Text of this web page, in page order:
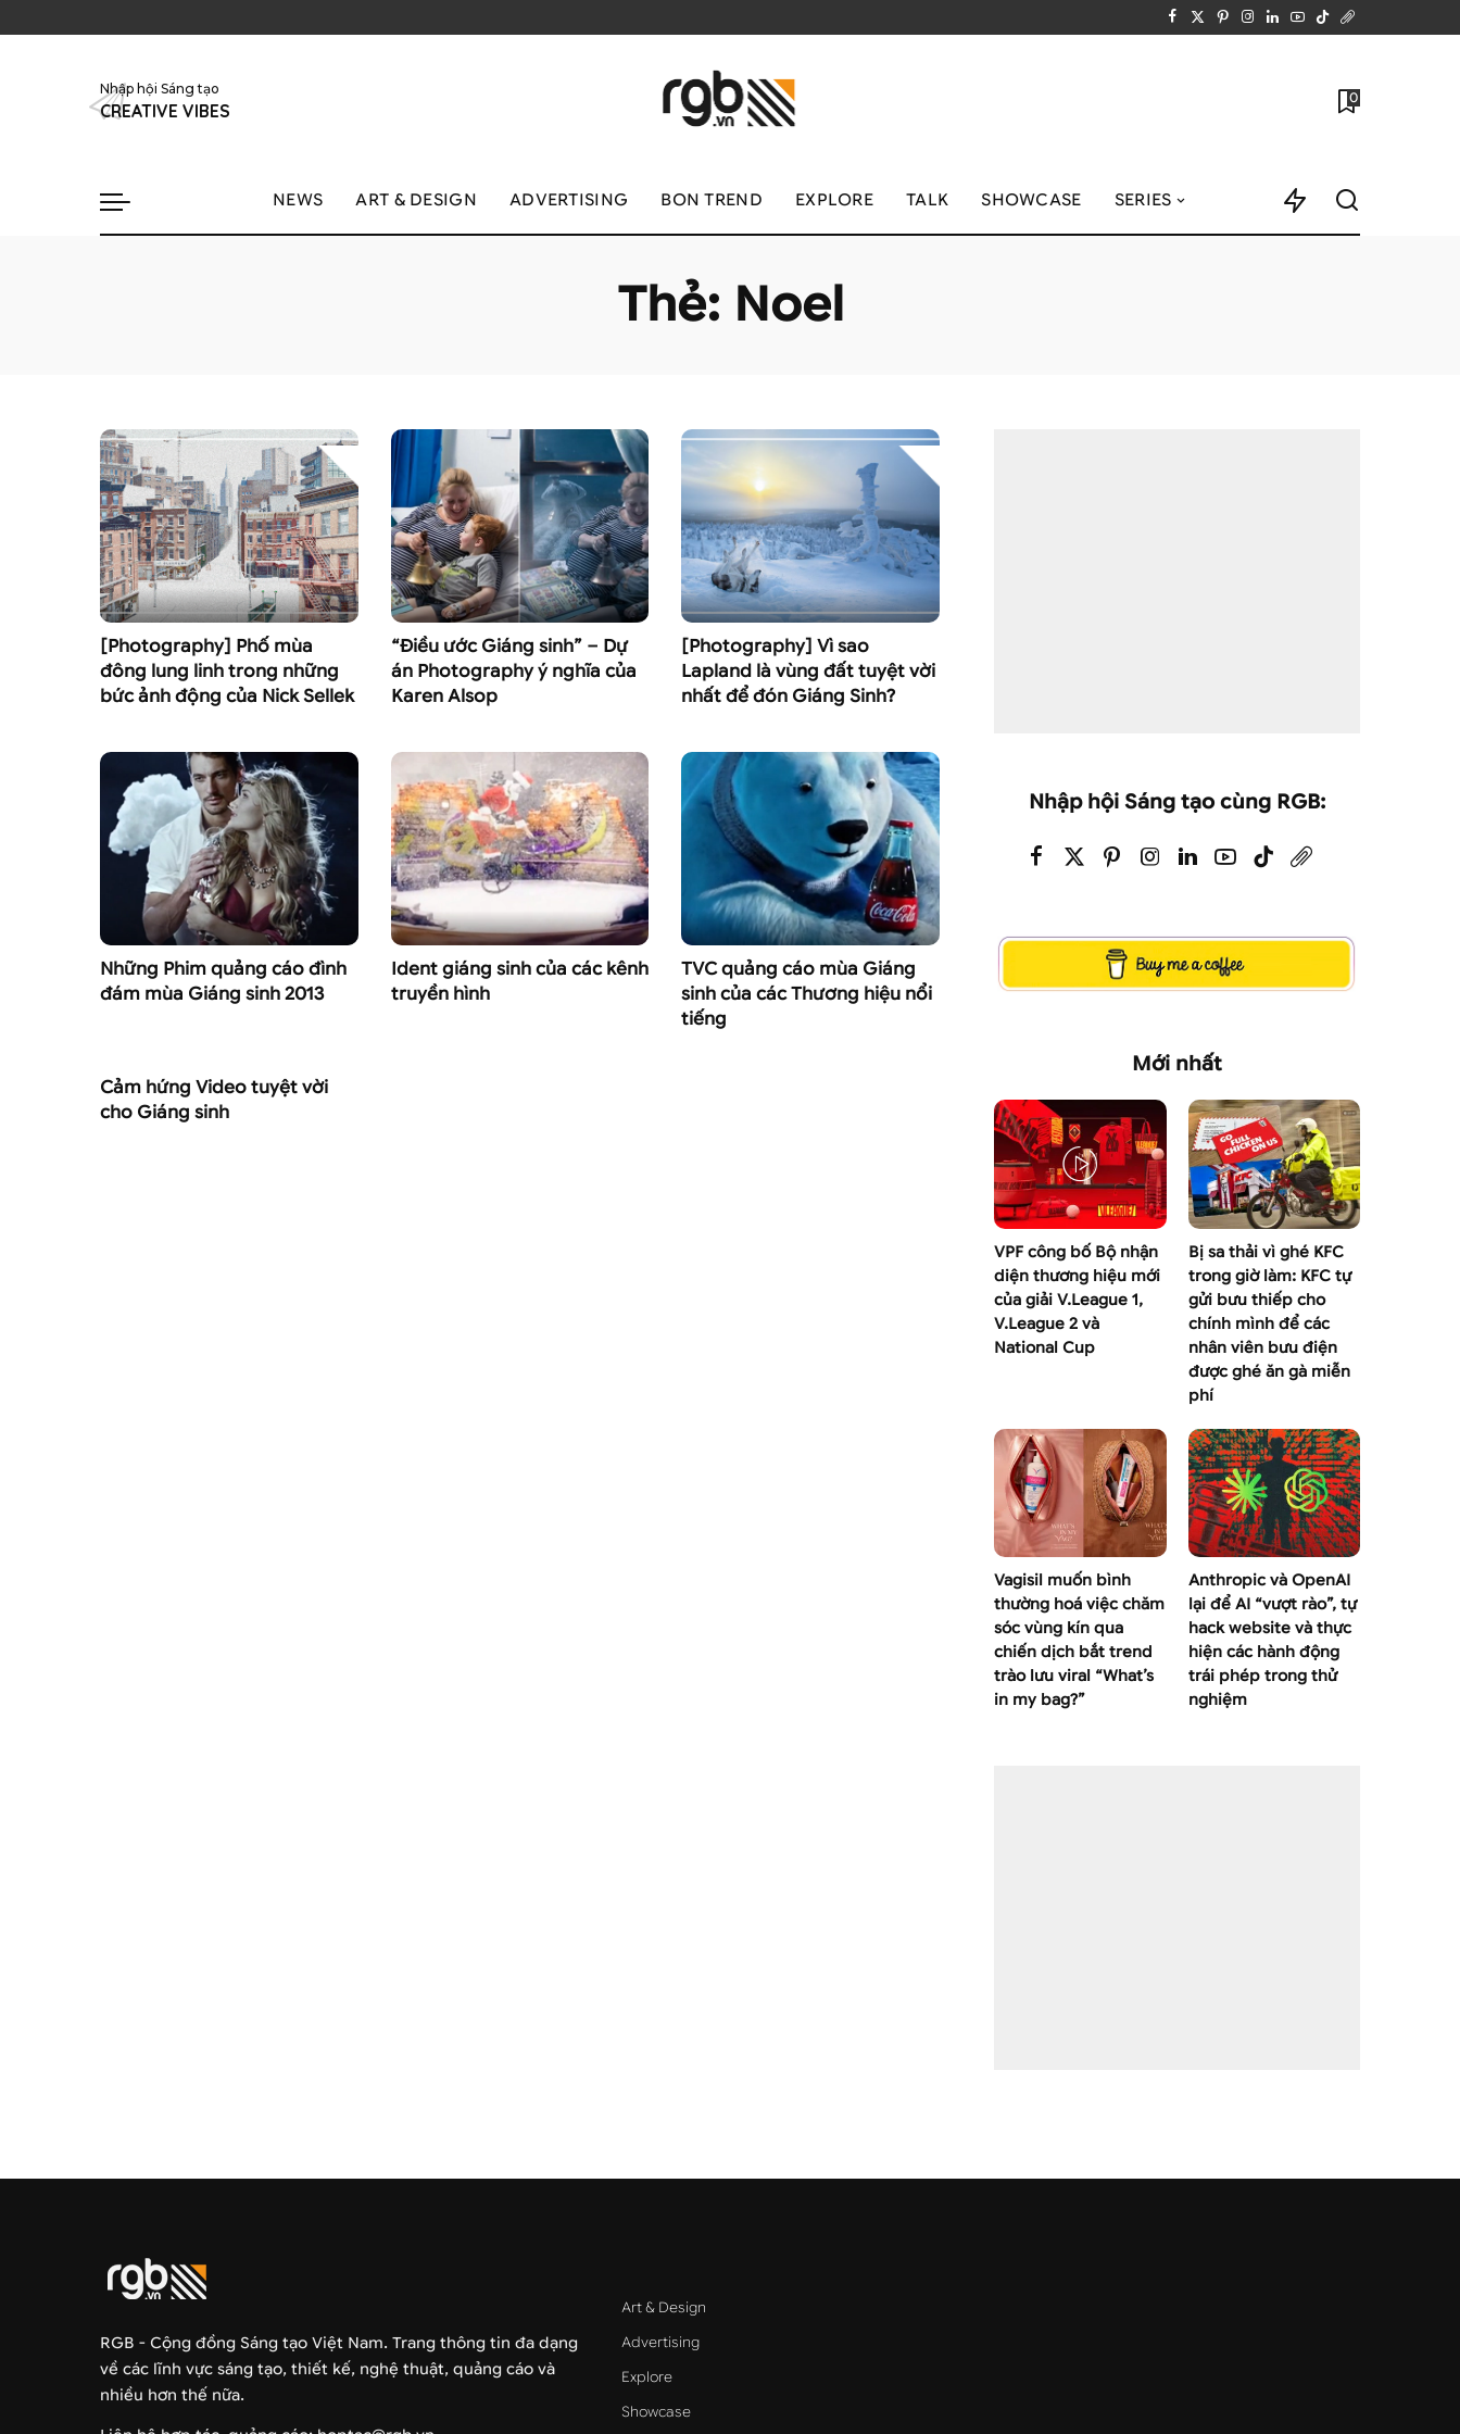
Nhập hội Sáng tạo
CREATIVE VIBES
0
NEWS ART & DESIGN ADVERTISING BON TREND EXPLORE TALK SHOWCASE SERIES
Thẻ: Noel
[Photography] Phố mùa
đông lung linh trong những
bức ảnh động của Nick Sellek
“Điều ước Giáng sinh” – Dự
án Photography ý nghĩa của
Karen Alsop
[Photography] Vì sao
Lapland là vùng đất tuyệt vời
nhất để đón Giáng Sinh?
Những Phim quảng cáo đình
đám mùa Giáng sinh 2013
Ident giáng sinh của các kênh
truyền hình
TVC quảng cáo mùa Giáng
sinh của các Thương hiệu nổi
tiếng
Cảm hứng Video tuyệt vời
cho Giáng sinh
Nhập hội Sáng tạo cùng RGB:
Mới nhất
VPF công bố Bộ nhận
diện thương hiệu mới
của giải V.League 1,
V.League 2 và
National Cup
Bị sa thải vì ghé KFC
trong giờ làm: KFC tự
gửi bưu thiếp cho
chính mình để các
nhân viên bưu điện
được ghé ăn gà miễn
phí
Vagisil muốn bình
thường hoá việc chăm
sóc vùng kín qua
chiến dịch bắt trend
trào lưu viral “What’s
in my bag?”
Anthropic và OpenAI
lại để AI “vượt rào”, tự
hack website và thực
hiện các hành động
trái phép trong thử
nghiệm
RGB - Cộng đồng Sáng tạo Việt Nam. Trang thông tin đa dạng
về các lĩnh vực sáng tạo, thiết kế, nghệ thuật, quảng cáo và
nhiều hơn thế nữa.
Art & Design
Advertising
Explore
Showcase